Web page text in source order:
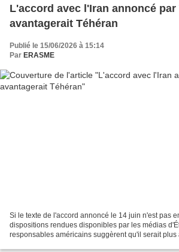
L'accord avec l'Iran annoncé par
avantagerait Téhéran
Publié le 15/06/2026 à 15:14
Par ERASME
Si le texte de l'accord annoncé le 14 juin n'est pas
dispositions rendues disponibles par les médias
responsables américains suggèrent qu'il serait